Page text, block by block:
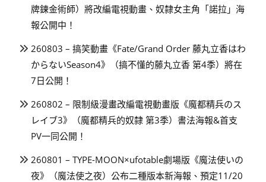
牌鍊金術師）將改編電視動畫、奴隸女主角「諾拉」海
報公開中！
260803 – 搞笑動畫《Fate/Grand Order 藤丸立香はわ
からないSeason4》（搞不懂的藤丸立香 第4季）將在
7日公開！
260802 – 限制級漫畫改編電視動畫版《魔都精兵のス
レイブ3》（魔都精兵的奴隸 第3季）書法海報&首支
PV一同公開！
260801 – TYPE-MOON×ufotable劇場版《魔法使いの
夜》（魔法使之夜）公布二種版本新海報、預定11/20